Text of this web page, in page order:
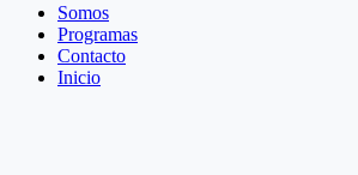
Somos
Programas
Contacto
Inicio